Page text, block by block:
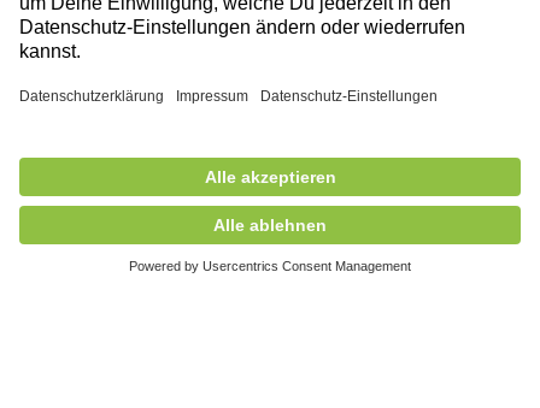
5,90 €
Nicht auf Lager
Ausgezeichnet durch